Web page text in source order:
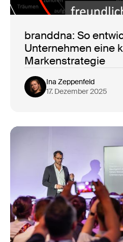
branddna: So
Unternehmen eine
Markenstrategie
Ina Zeppenfeld
17. Dezember 2025